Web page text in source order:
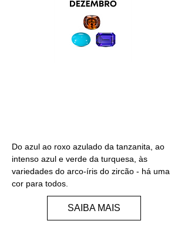
Do azul ao roxo azulado da tanzanita, ao
intenso azul e verde da turquesa, às
variedades do arco-íris do zircão - há uma
cor para todos.
SAIBA MAIS